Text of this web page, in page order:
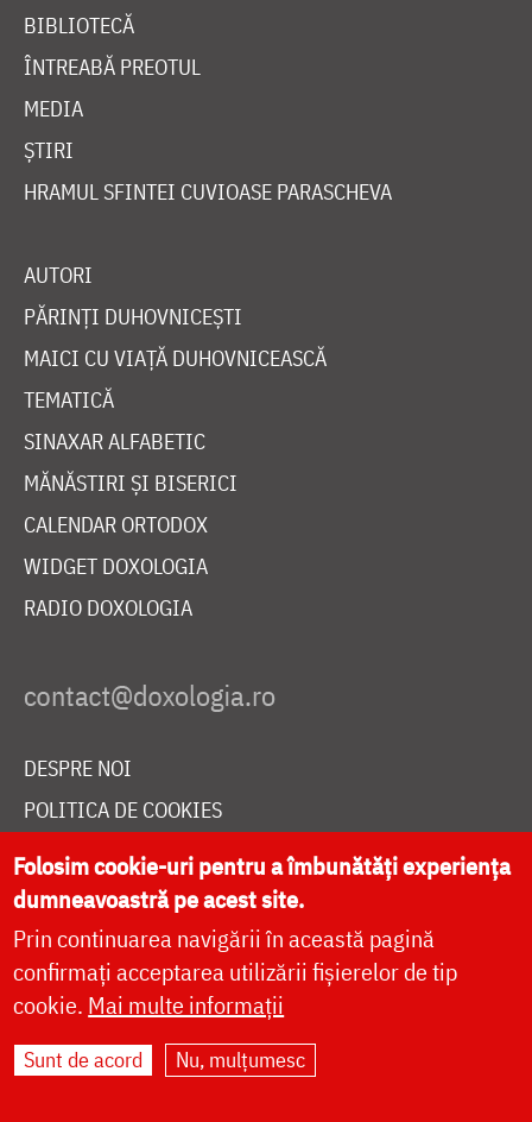
BIBLIOTECĂ
ÎNTREABĂ PREOTUL
MEDIA
ȘTIRI
HRAMUL SFINTEI CUVIOASE PARASCHEVA
AUTORI
PĂRINȚI DUHOVNICEȘTI
MAICI CU VIAȚĂ DUHOVNICEASCĂ
TEMATICĂ
SINAXAR ALFABETIC
MĂNĂSTIRI ȘI BISERICI
CALENDAR ORTODOX
WIDGET DOXOLOGIA
RADIO DOXOLOGIA
DESPRE NOI
POLITICA DE COOKIES
DONEAZĂ ONLINE PENTRU CATEDRALA NAȚIONALĂ
LIVE
Site dezvoltat deDOXOLOGIA MEDIA
Arhiepiscopia Iașilor | ©
Folosim cookie-uri pentru a îmbunătăți experiența
dumneavoastră pe acest site.
Prin continuarea navigării în această pagină
confirmați acceptarea utilizării fișierelor de tip
cookie. Mai multe informații
Sunt de acord Nu, mulțumesc